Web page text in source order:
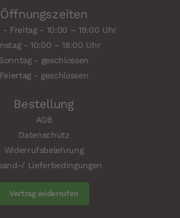
Öffnungszeiten
- Freitag - 10:00 – 19:00 Uhr
- 10:00 – 18:00 Uhr
Sonntag - geschlossen
Feiertag - geschlossen
Bestellung
AGB
Datenschutz
Widerrufsbelehrung
Lieferbedingungen
Vertrag widerrufen